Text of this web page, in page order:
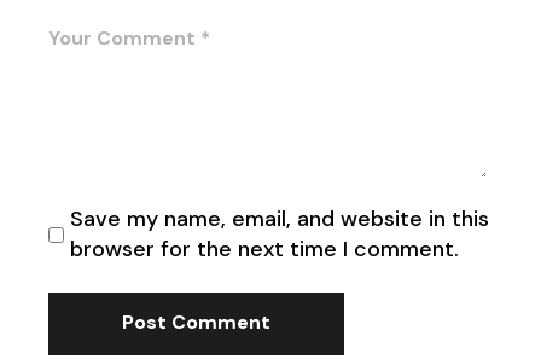
Save my name, email, and website in this
browser for the next time I comment.
Post Comment